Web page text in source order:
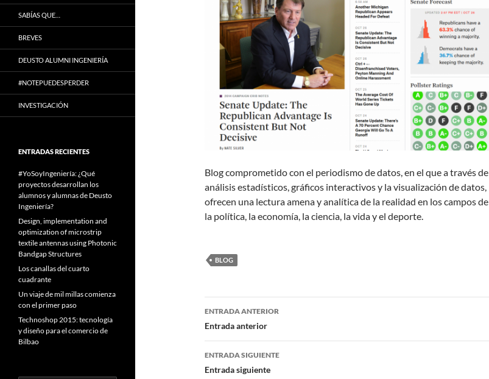
Blog comprometido con el periodismo de datos, en el que a través de
análisis estadísticos, gráficos interactivos y la visualización de datos,
ofrecen una lectura amena y analítica de la realidad en los campos de
la política, la economía, la ciencia, la vida y el deporte.
BLOG
Navegación
de
entradas
ENTRADA ANTERIOR
Entrada anterior
ENTRADA SIGUIENTE
Entrada siguiente
SABÍAS QUE…
BREVES
DEUSTO ALUMNI INGENIERÍA
#NOTEPUEDESPERDER
INVESTIGACIÓN
ENTRADAS RECIENTES
#YoSoyIngeniería: ¿Qué
proyectos desarrollan los
alumnos y alumnas de Deusto
Ingeniería?
Design, implementation and
optimization of microstrip
textile antennas using Photonic
Bandgap Structures
Los canallas del cuarto
cuadrante
Un viaje de mil millas comienza
con el primer paso
Technoshop 2015: tecnología
y diseño para el comercio de
Bilbao